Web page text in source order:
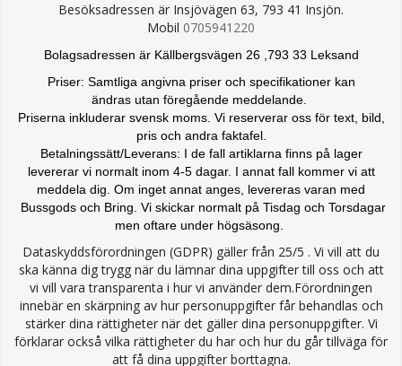
Besöksadressen är Insjövägen 63, 793 41 Insjön.
Mobil 0705941220
Bolagsadressen är Källbergsvägen 26 ,793 33 Leksand
Priser: Samtliga angivna priser och specifikationer kan
ändras utan föregående meddelande.
Priserna inkluderar svensk moms. Vi reserverar oss för text, bild,
pris och andra faktafel.
Betalningssätt/Leverans: I de fall artiklarna finns på lager
levererar vi normalt inom 4-5 dagar. I annat fall kommer vi att
meddela dig. Om inget annat anges, levereras varan med
Bussgods och Bring. Vi skickar normalt på Tisdag och Torsdagar
men oftare under högsäsong.
Dataskyddsförordningen (GDPR) gäller från 25/5 . Vi vill att du
ska känna dig trygg när du lämnar dina uppgifter till oss och att
vi vill vara transparenta i hur vi använder dem.Förordningen
innebär en skärpning av hur personuppgifter får behandlas och
stärker dina rättigheter när det gäller dina personuppgifter. Vi
förklarar också vilka rättigheter du har och hur du går tillväga för
att få dina uppgifter borttagna.